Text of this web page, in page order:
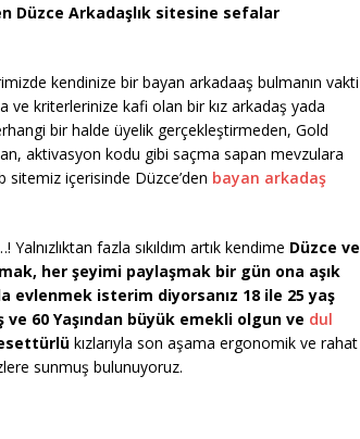
Arkadaşlık sitesine sefalar
kendinize bir bayan arkadaaş bulmanın vakti
ve kriterlerinize kafi olan bir kız arkadaş yada
bir halde üyelik gerçekleştirmeden, Gold
aktivasyon kodu gibi saçma sapan mevzulara
içerisinde Düzce’den bayan arkadaş
fazla sıkıldım artık kendime Düzce ve
her şeyimi paylaşmak bir gün ona aşık
evlenmek isterim diyorsanız 18 ile 25 yaş
ve 60 Yaşından büyük emekli olgun ve dul
kızlarıyla son aşama ergonomik ve rahat
sunmuş bulunuyoruz.